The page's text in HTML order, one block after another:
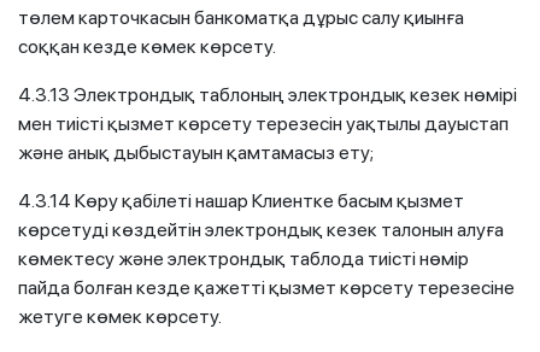
төлем карточкасын банкоматқа дұрыс салу қиынға
соққан кезде көмек көрсету.
4.3.13 Электрондық таблоның электрондық кезек нөмірі
мен тиісті қызмет көрсету терезесін уақтылы дауыстап
және анық дыбыстауын қамтамасыз ету;
4.3.14 Көру қабілеті нашар Клиентке басым қызмет
көрсетуді көздейтін электрондық кезек талонын алуға
көмектесу және электрондық таблода тиісті нөмір
пайда болған кезде қажетті қызмет көрсету терезесіне
жетуге көмек көрсету.